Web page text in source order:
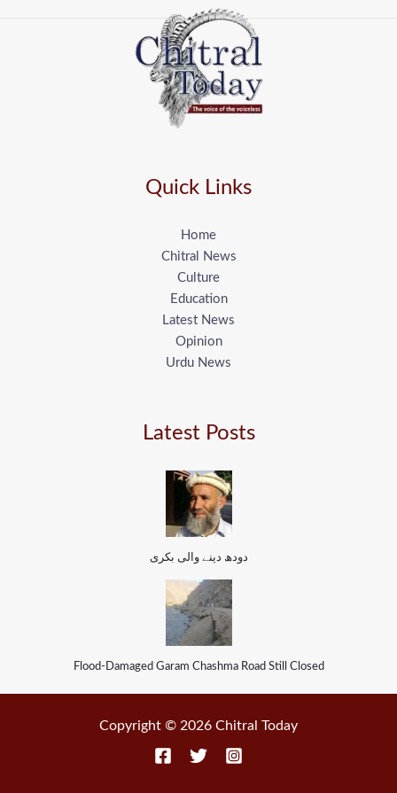
Quick Links
Home
Chitral News
Culture
Education
Latest News
Opinion
Urdu News
Latest Posts
دودھ دینے والی بکری
Flood-Damaged Garam Chashma Road Still Closed
Copyright © 2026 Chitral Today